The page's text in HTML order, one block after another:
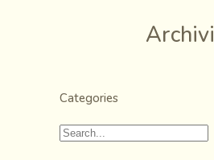
Archivi
Categories